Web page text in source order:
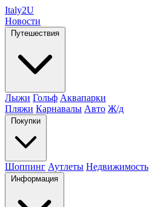
Italy2U
Новости
Путешествия
Лыжи Гольф Аквапарки
Пляжи Карнавалы Авто Ж/д
Покупки
Шоппинг Аутлеты Недвижимость
Информация